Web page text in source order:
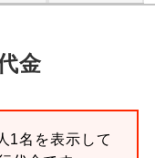
金
1名を表示して